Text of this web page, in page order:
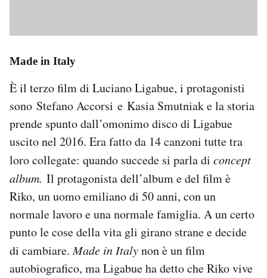
Made in Italy
È il terzo film di Luciano Ligabue, i protagonisti
sono Stefano Accorsi e Kasia Smutniak e la storia
prende spunto dall’omonimo disco di Ligabue
uscito nel 2016. Era fatto da 14 canzoni tutte tra
loro collegate: quando succede si parla di concept
album. Il protagonista dell’album e del film è
Riko, un uomo emiliano di 50 anni, con un
normale lavoro e una normale famiglia. A un certo
punto le cose della vita gli girano strane e decide
di cambiare.Made in Italynon è un film
autobiografico, ma Ligabue ha detto che Riko vive